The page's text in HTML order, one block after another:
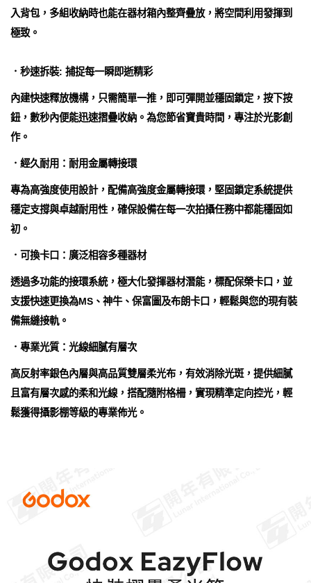
入背包，多組收納時也能在器材箱內整齊疊放，將空間利用發揮到
極致。
．秒速拆裝: 捕捉每一瞬即逝精彩
內建快速釋放機構，只需簡單一推，即可彈開並穩固鎖定，按下按
鈕，數秒內便能迅速摺疊收納。為您節省寶貴時間，專注於光影創
作。
．經久耐用：耐用金屬轉接環
專為高強度使用設計，配備高強度金屬轉接環，堅固鎖定系統提供
穩定支撐與卓越耐用性，確保設備在每一次拍攝任務中都能穩固如
初。
．可換卡口：廣泛相容多種器材
透過多功能的接環系統，極大化發揮器材潛能，標配保榮卡口，並
支援快速更換為MS、神牛、保富圖及布朗卡口，輕鬆與您的現有裝
備無縫接軌。
．專業光質：光線細膩有層次
高反射率銀色內層與高品質雙層柔光布，有效消除光斑，提供細膩
且富有層次感的柔和光線，搭配隨附格柵，實現精準定向控光，輕
鬆獲得攝影棚等級的專業佈光。